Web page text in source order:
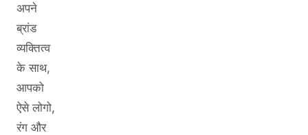
अपने
ब्रांड
व्यक्तित्व
के साथ,
आपको
ऐसे लोगो,
रंग और